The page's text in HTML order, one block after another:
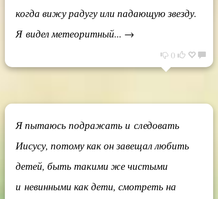
когда вижу радугу или падающую звезду.
Я видел метеоритный... →
0
Я пытаюсь подражать и следовать
Иисусу, потому как он завещал любить
детей, быть такими же чистыми
и невинными как дети, смотреть на